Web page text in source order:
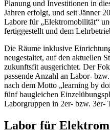
Planung und Investitionen in
Jahren erfolgt, und seit Jänner
Labore für „Elektromobilität“
fertiggestellt und dem
Die Räume inklusive
neugestaltet, auf den aktuellen
zukunftsfit ausgerichtet. Der
passende Anzahl an Labor-
nach dem Motto „learning by
fünf baugleichen
Laborgruppen in 2er- bzw. 3er-
Labor für